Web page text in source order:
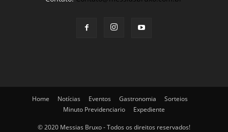
Home Notícias Eventos Gastronomia
Sorteios
Minuto Previdenciario
Expediente
© 2020 Messias Bruxo - Todos os direitos reservados!